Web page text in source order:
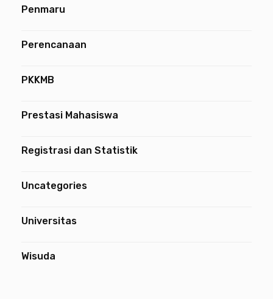
Penmaru
Perencanaan
PKKMB
Prestasi Mahasiswa
Registrasi dan Statistik
Uncategories
Universitas
Wisuda